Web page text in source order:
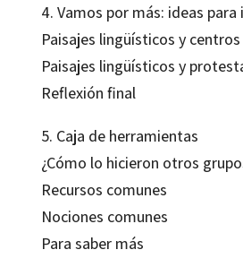
4. Vamos por más: ideas
Paisajes lingüísticos y
Paisajes lingüísticos y
Reflexión final
5. Caja de herramientas
¿Cómo lo hicieron otros
Recursos comunes
Nociones comunes
Para saber más